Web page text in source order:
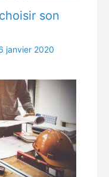
son
janvier 2020